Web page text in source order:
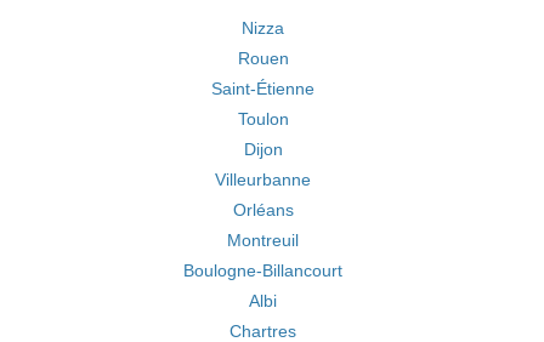
Nizza
Rouen
Saint-Étienne
Toulon
Dijon
Villeurbanne
Orléans
Montreuil
Boulogne-Billancourt
Albi
Chartres